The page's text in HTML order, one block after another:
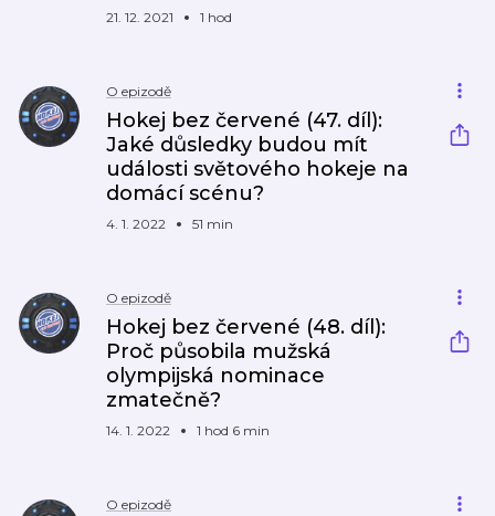
21. 12. 2021 1 hod
O epizodě
Hokej bez červené (47. díl):
Jaké důsledky budou mít
události světového hokeje na
domácí scénu?
4. 1. 2022 51 min
O epizodě
Hokej bez červené (48. díl):
Proč působila mužská
olympijská nominace
zmatečně?
14. 1. 2022 1 hod 6 min
O epizodě